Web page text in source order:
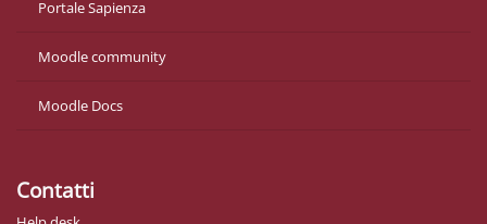
Portale Sapienza
Moodle community
Moodle Docs
Contatti